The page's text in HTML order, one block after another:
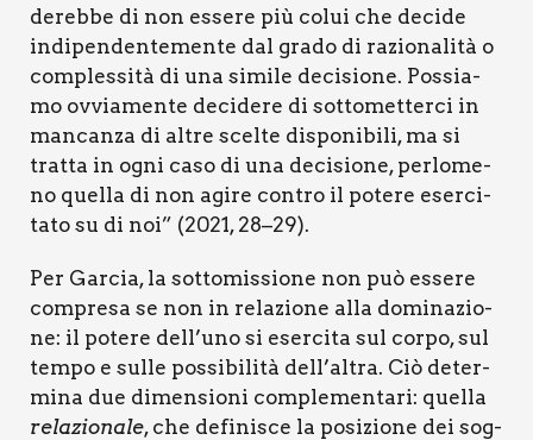
de­reb­be di non esse­re più colui che deci­de
indi­pen­den­te­men­te dal gra­do di razio­na­li­tà o
com­ples­si­tà di una simi­le deci­sio­ne. Pos­sia­
mo ovvia­men­te deci­de­re di sot­to­met­ter­ci in
man­can­za di altre scel­te dispo­ni­bi­li, ma si
trat­ta in ogni caso di una deci­sio­ne, per­lo­me­
no quel­la di non agi­re con­tro il pote­re eser­ci­
ta­to su di noi” (2021, 28–29).
Per Gar­cia, la sot­to­mis­sio­ne non può esse­re
com­pre­sa se non in rela­zio­ne alla domi­na­zio­
ne: il pote­re dell’uno si eser­ci­ta sul cor­po, sul
tem­po e sul­le pos­si­bi­li­tà dell’altra. Ciò deter­
mi­na due dimen­sio­ni com­ple­men­ta­ri: quel­la
rela­zio­na­le, che defi­ni­sce la posi­zio­ne dei sog­